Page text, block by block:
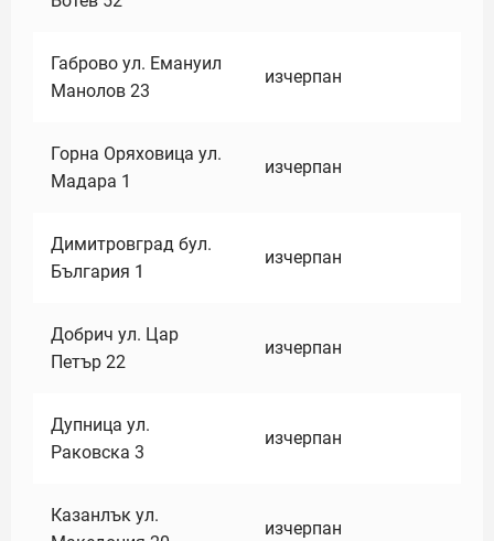
Габрово ул. Емануил
Манолов 23
изчерпан
Горна Оряховица ул.
Мадара 1
изчерпан
Димитровград бул.
България 1
изчерпан
Добрич ул. Цар
Петър 22
изчерпан
Дупница ул.
Раковска 3
изчерпан
Казанлък ул.
изчерпан